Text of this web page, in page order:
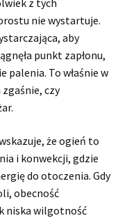
nie wystartuje.
aby
punkt zapłonu,
palenia. To właśnie w
czy
że ogień to
i konwekcji, gdzie
do otoczenia. Gdy
obecność
niska wilgotność